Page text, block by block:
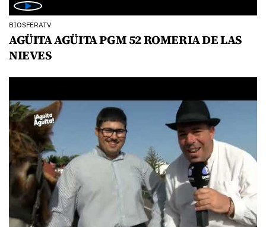
BIOSFERATV
AGÜITA AGÜITA PGM 52 ROMERIA DE LAS
NIEVES